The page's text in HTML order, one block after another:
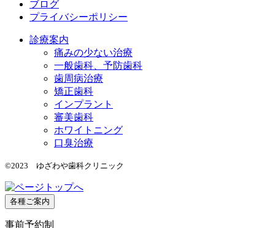
ブログ
プライバシーポリシー
診療案内
痛みの少ない治療
一般歯科、予防歯科
歯周病治療
矯正歯科
インプラント
審美歯科
ホワイトニング
口臭治療
©2023 ゆざわや歯科クリニック
各種ご案内
事前予約制